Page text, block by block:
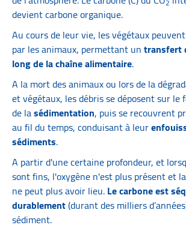
2
devient carbone organique.
Au cours de leur vie, les végétaux
par les animaux, permettant untransfert
long de la chaîne alimentaire.
A la mort des animaux ou lors de la
et végétaux, les débris se déposent sur le
de lasédimentation, puis se recouvrent
au fil du temps, conduisant à leur
sédiments.
A partir d'une certaine profondeur, et
sont fins, l'oxygène n'est plus présent et
ne peut plus avoir lieu.Le carbone est
durablement(durant des milliers
sédiment.